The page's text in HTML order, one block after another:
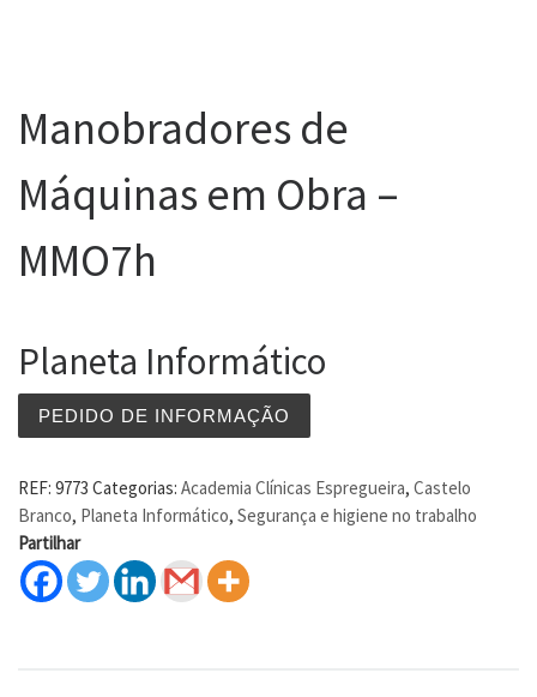
Manobradores de
Máquinas em Obra –
MMO7h
Planeta Informático
PEDIDO DE INFORMAÇÃO
REF: 9773 Categorias: Academia Clínicas Espregueira, Castelo
Branco, Planeta Informático, Segurança e higiene no trabalho
Partilhar